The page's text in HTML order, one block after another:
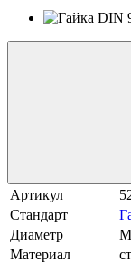
Артикул
Стандарт
Диаметр
Материал